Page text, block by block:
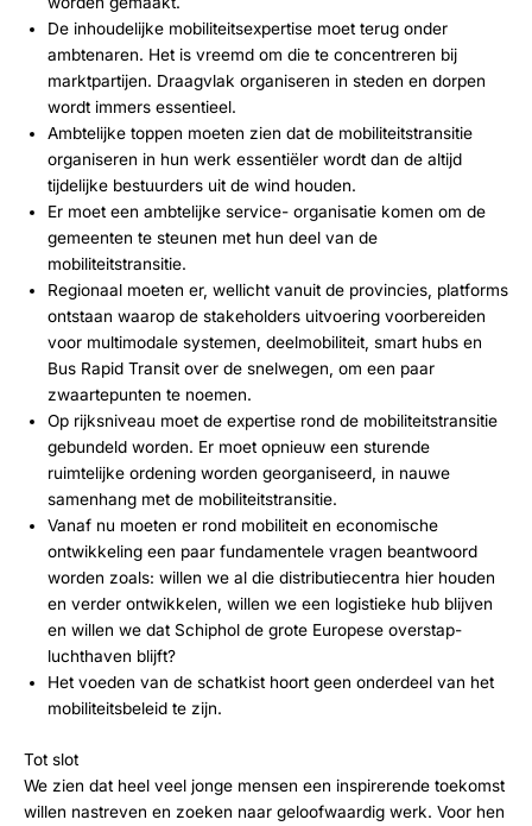
De inhoudelijke mobiliteitsexpertise moet terug onder
ambtenaren. Het is vreemd om die te concentreren bij
marktpartijen. Draagvlak organiseren in steden en dorpen
wordt immers essentieel.
Ambtelijke toppen moeten zien dat de mobiliteitstransitie
organiseren in hun werk essentiëler wordt dan de altijd
tijdelijke bestuurders uit de wind houden.
Er moet een ambtelijke service- organisatie komen om de
gemeenten te steunen met hun deel van de
mobiliteitstransitie.
Regionaal moeten er, wellicht vanuit de provincies, platforms
ontstaan waarop de stakeholders uitvoering voorbereiden
voor multimodale systemen, deelmobiliteit, smart hubs en
Bus Rapid Transit over de snelwegen, om een paar
zwaartepunten te noemen.
Op rijksniveau moet de expertise rond de mobiliteitstransitie
gebundeld worden. Er moet opnieuw een sturende
ruimtelijke ordening worden georganiseerd, in nauwe
samenhang met de mobiliteitstransitie.
Vanaf nu moeten er rond mobiliteit en economische
ontwikkeling een paar fundamentele vragen beantwoord
worden zoals: willen we al die distributiecentra hier houden
en verder ontwikkelen, willen we een logistieke hub blijven
en willen we dat Schiphol de grote Europese overstap-
luchthaven blijft?
Het voeden van de schatkist hoort geen onderdeel van het
mobiliteitsbeleid te zijn.
Tot slot
We zien dat heel veel jonge mensen een inspirerende toekomst
willen nastreven en zoeken naar geloofwaardig werk. Voor hen